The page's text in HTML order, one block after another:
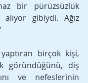
bir pürüzsüzlük
gibiydi. Ağız
birçok kişi,
göründüğünü, diş
ve nefeslerinin